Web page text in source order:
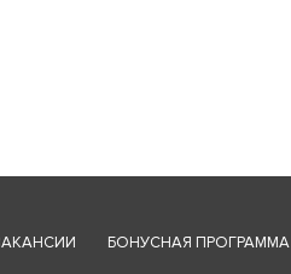
БОНУСНАЯ ПРОГРАММА